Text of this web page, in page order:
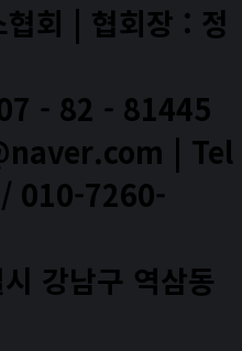
회 | 협회장 : 정
- 82 - 81445
| Tel
010-7260-
강남구 역삼동